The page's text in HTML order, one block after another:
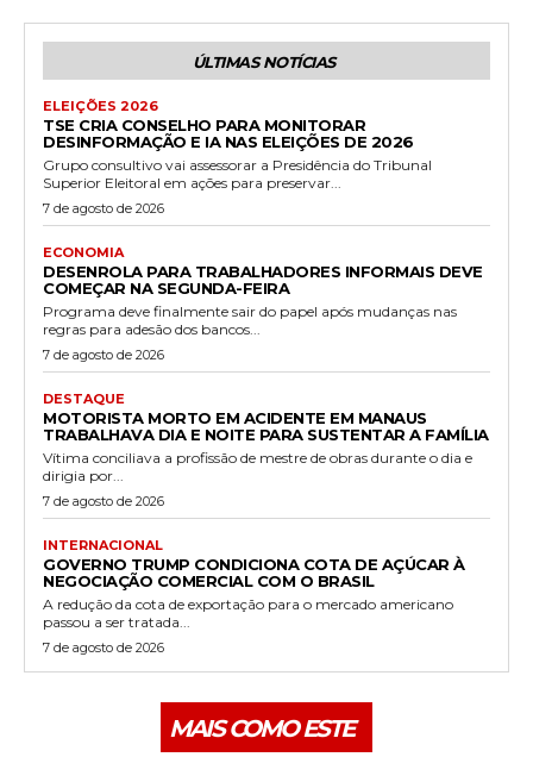
ÚLTIMAS NOTÍCIAS
ELEIÇÕES 2026
TSE CRIA CONSELHO PARA MONITORAR
DESINFORMAÇÃO E IA NAS ELEIÇÕES DE 2026
Grupo consultivo vai assessorar a Presidência do Tribunal
Superior Eleitoral em ações para preservar...
7 de agosto de 2026
ECONOMIA
DESENROLA PARA TRABALHADORES INFORMAIS DEVE
COMEÇAR NA SEGUNDA-FEIRA
Programa deve finalmente sair do papel após mudanças nas
regras para adesão dos bancos...
7 de agosto de 2026
DESTAQUE
MOTORISTA MORTO EM ACIDENTE EM MANAUS
TRABALHAVA DIA E NOITE PARA SUSTENTAR A FAMÍLIA
Vítima conciliava a profissão de mestre de obras durante o dia e
dirigia por...
7 de agosto de 2026
INTERNACIONAL
GOVERNO TRUMP CONDICIONA COTA DE AÇÚCAR À
NEGOCIAÇÃO COMERCIAL COM O BRASIL
A redução da cota de exportação para o mercado americano
passou a ser tratada...
7 de agosto de 2026
MAIS COMO ESTE